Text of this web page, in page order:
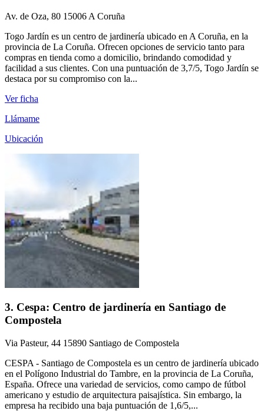
Av. de Oza, 80 15006 A Coruña
Togo Jardín es un centro de jardinería ubicado en A Coruña, en la
provincia de La Coruña. Ofrecen opciones de servicio tanto para
compras en tienda como a domicilio, brindando comodidad y
facilidad a sus clientes. Con una puntuación de 3,7/5, Togo Jardín se
destaca por su compromiso con la...
Ver ficha
Llámame
Ubicación
3. Cespa: Centro de jardinería en Santiago de
Compostela
Via Pasteur, 44 15890 Santiago de Compostela
CESPA - Santiago de Compostela es un centro de jardinería ubicado
en el Polígono Industrial do Tambre, en la provincia de La Coruña,
España. Ofrece una variedad de servicios, como campo de fútbol
americano y estudio de arquitectura paisajística. Sin embargo, la
empresa ha recibido una baja puntuación de 1,6/5,...